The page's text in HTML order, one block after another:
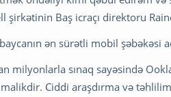
şirkətinin Baş icraçı direktoru
ən sürətli mobil şəbəkəsi
milyonlarla sınaq sayəsində
Ciddi araşdırma və